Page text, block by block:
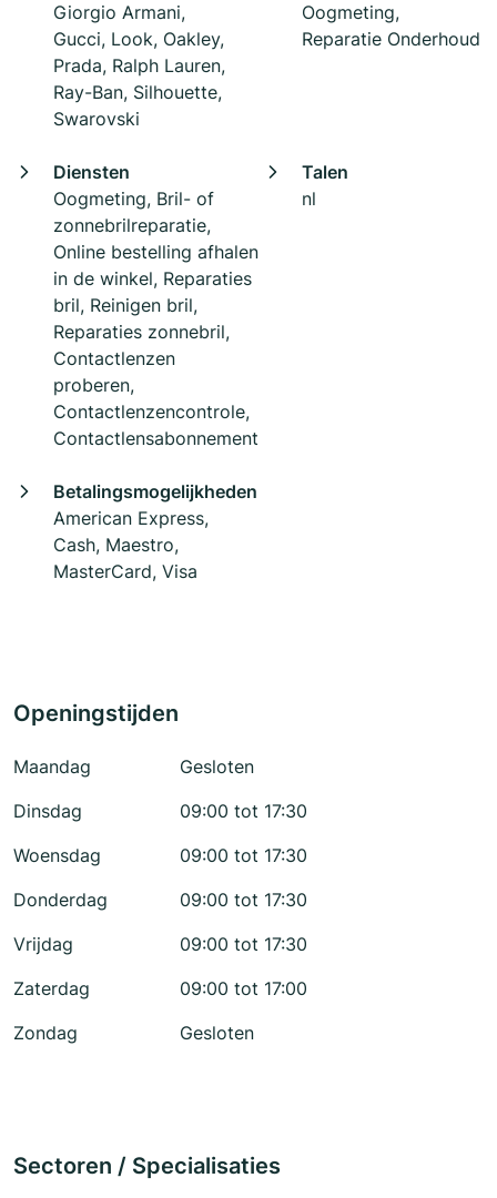
Giorgio Armani,
Gucci, Look, Oakley,
Prada, Ralph Lauren,
Ray-Ban, Silhouette,
Swarovski
Oogmeting,
Reparatie Onderhoud
Diensten
Oogmeting, Bril- of
zonnebrilreparatie,
Online bestelling afhalen
in de winkel, Reparaties
bril, Reinigen bril,
Reparaties zonnebril,
Contactlenzen
proberen,
Contactlenzencontrole,
Contactlensabonnement
Talen
nl
Betalingsmogelijkheden
American Express,
Cash, Maestro,
MasterCard, Visa
Openingstijden
Maandag
Gesloten
Dinsdag
09:00 tot 17:30
Woensdag
09:00 tot 17:30
Donderdag
09:00 tot 17:30
Vrijdag
09:00 tot 17:30
Zaterdag
09:00 tot 17:00
Zondag
Gesloten
Sectoren / Specialisaties